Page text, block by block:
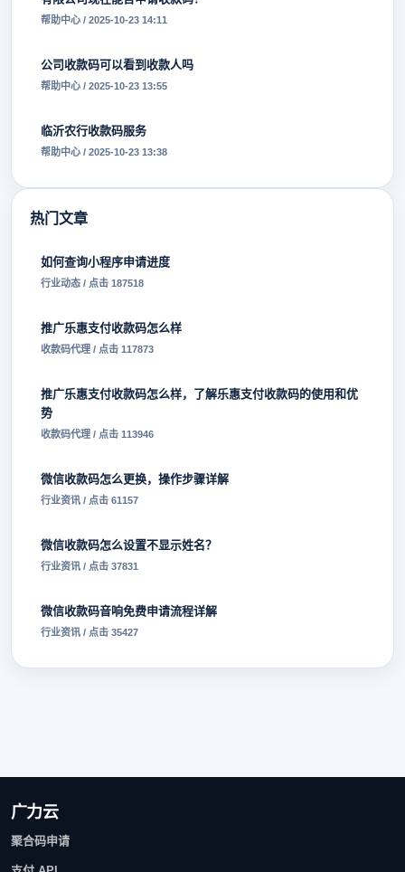
帮助中心 / 2025-10-23 14:11
公司收款码可以看到收款人吗
帮助中心 / 2025-10-23 13:55
临沂农行收款码服务
帮助中心 / 2025-10-23 13:38
热门文章
如何查询小程序申请进度
行业动态 / 点击 187518
推广乐惠支付收款码怎么样
收款码代理 / 点击 117873
推广乐惠支付收款码怎么样，了解乐惠支付收款码的使用和优
势
收款码代理 / 点击 113946
微信收款码怎么更换，操作步骤详解
行业资讯 / 点击 61157
微信收款码怎么设置不显示姓名？
行业资讯 / 点击 37831
微信收款码音响免费申请流程详解
行业资讯 / 点击 35427
广力云
聚合码申请